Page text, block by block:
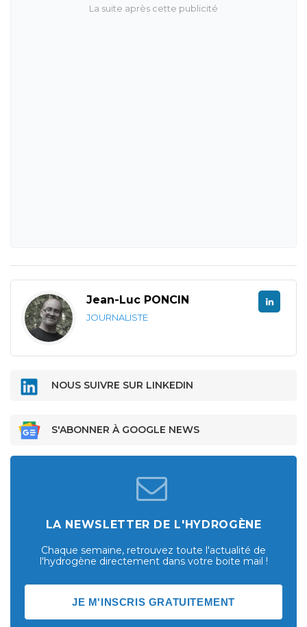
Jean-Luc PONCIN
JOURNALISTE
NOUS SUIVRE SUR LINKEDIN
S'ABONNER À GOOGLE NEWS
LA NEWSLETTER DE L'HYDROGÈNE
Chaque semaine, retrouvez toute l'actualité de
l'hydrogène directement dans votre boite mail !
JE M'INSCRIS GRATUITEMENT